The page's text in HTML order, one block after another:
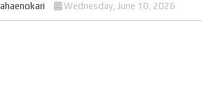
Wednesday, June 10, 2026